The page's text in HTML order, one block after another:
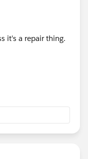
it's a repair thing.